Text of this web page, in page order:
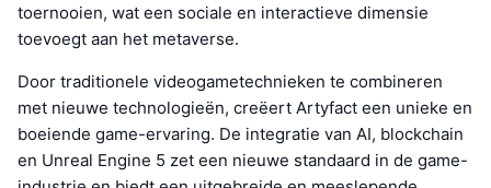
toernooien, wat een sociale en interactieve dimensie
toevoegt aan het metaverse.
Door traditionele videogametechnieken te combineren
met nieuwe technologieën, creëert Artyfact een unieke en
boeiende game-ervaring. De integratie van AI, blockchain
en Unreal Engine 5 zet een nieuwe standaard in de game-